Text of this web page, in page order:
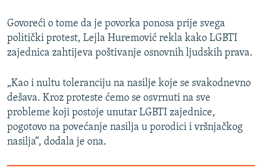
Govoreći o tome da je povorka ponosa prije svega
politički protest, Lejla Huremović rekla kako LGBTI
zajednica zahtijeva poštivanje osnovnih ljudskih prava.
„Kao i nultu toleranciju na nasilje koje se svakodnevno
dešava. Kroz proteste ćemo se osvrnuti na sve
probleme koji postoje unutar LGBTI zajednice,
pogotovo na povećanje nasilja u porodici i vršnjačkog
nasilja“, dodala je ona.